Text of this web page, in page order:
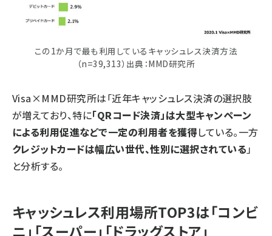
この1か月で最も利用しているキャッシュレス決済方法
（n=39,313）出典：MMD研究所
Visa×MMD研究所は「近年キャッシュレス決済の選択肢
が増えており、特に「QRコード決済」は大型キャンペーン
による利用促進などで一定の利用者を獲得している。一方
クレジットカードは幅広い世代、性別に選択されている」
と分析する。
キャッシュレス利用場所TOP3は「コンビ
ニ」「スーパー」「ドラッグストア」